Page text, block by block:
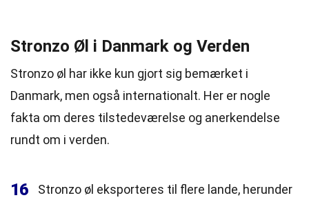
Stronzo Øl i Danmark og Verden
Stronzo øl har ikke kun gjort sig bemærket i
Danmark, men også internationalt. Her er nogle
fakta om deres tilstedeværelse og anerkendelse
rundt om i verden.
16
Stronzo øl eksporteres til flere lande, herunder